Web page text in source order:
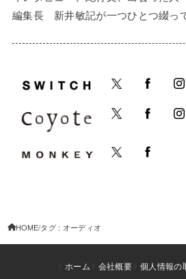
編集長 新井敏記が一つひとつ綴っ
HOME タグ : オーディオ
ホーム 会社概要
個人情報の